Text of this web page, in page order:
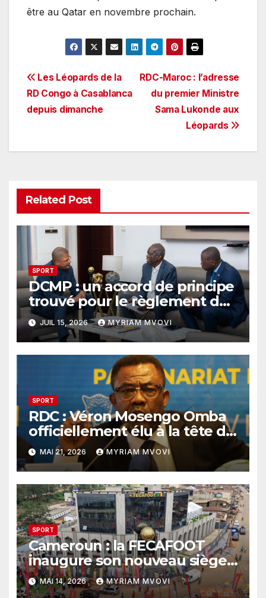
être au Qatar en novembre prochain.
Navigation
de
RDC-Maroc : l’adresse
du premier Ministre
Sama Lukonde aux
Léopards
Les Léopards de la
RD Congo à Casablanca
depuis dimanche
Related Post
SPORT
DCMP : un accord de principe
trouvé pour le règlement des
créances du club
JUIL 15, 2026 MYRIAM MVOVI
SPORT
RDC : Véron Mosengo Omba
officiellement élu à la tête de
la FECOFA pour quatre ans
MAI 21, 2026 MYRIAM MVOVI
SPORT
Cameroun : la FECAFOOT
inaugure son nouveau siège,
Samuel Eto’o signe un
tournant institutionnel pour
MAI 14, 2026 MYRIAM MVOVI